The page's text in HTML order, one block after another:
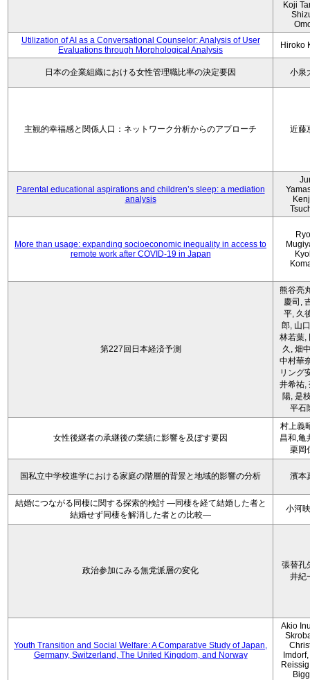
Koji
Utilization of AI as a Conversational Counselor: Analysis of User
Evaluations through Morphological Analysis
Hiroko
日本の企業組織における女性管理職比率の決定要因 小泉
主観的幸福感と関係人口：ネットワーク分析からのアプローチ 近藤
Parental educational aspirations and children’s sleep: a mediation
analysis
More than usage: expanding socioeconomic inequality in access to
remote work after COVID-19 in Japan
第227回日本経済予測
熊谷亮
慶司,
平, 久
郎, 山
林若葉,
久, 畑
中村華
リング
井希祐,
陽, 是
平石
女性後継者の承継後の業績に影響を及ぼす要因
村上義
昌和,亀
栗岡
国私立中学校進学における家庭の階層的背景と地域的影響の分析 濱本
結婚につながる同棲に関する探索的検討 ―同棲を経て結婚した者と
結婚せず同棲を解消した者との比較―
小河
政治参加にみる無党派層の変化
張替孔
井紀
Youth Transition and Social Welfare: A Comparative Study of Japan,
Germany, Switzerland, The United Kingdom, and Norway
Akio